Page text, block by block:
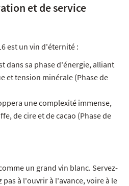
et de service
est un vin d'éternité :
dans sa phase d'énergie, alliant
et tension minérale (Phase de
une complexité immense,
de cire et de cacao (Phase de
un grand vin blanc. Servez-
pas à l'ouvrir à l'avance, voire à le